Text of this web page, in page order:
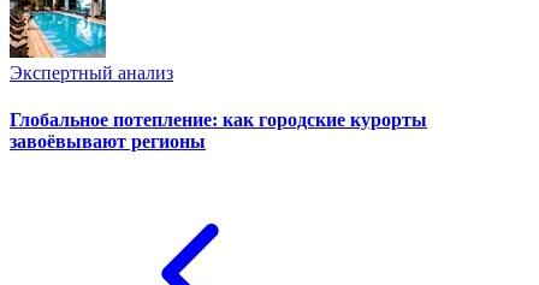
Экспертный анализ
Глобальное потепление: как городские курорты
завоёвывают регионы